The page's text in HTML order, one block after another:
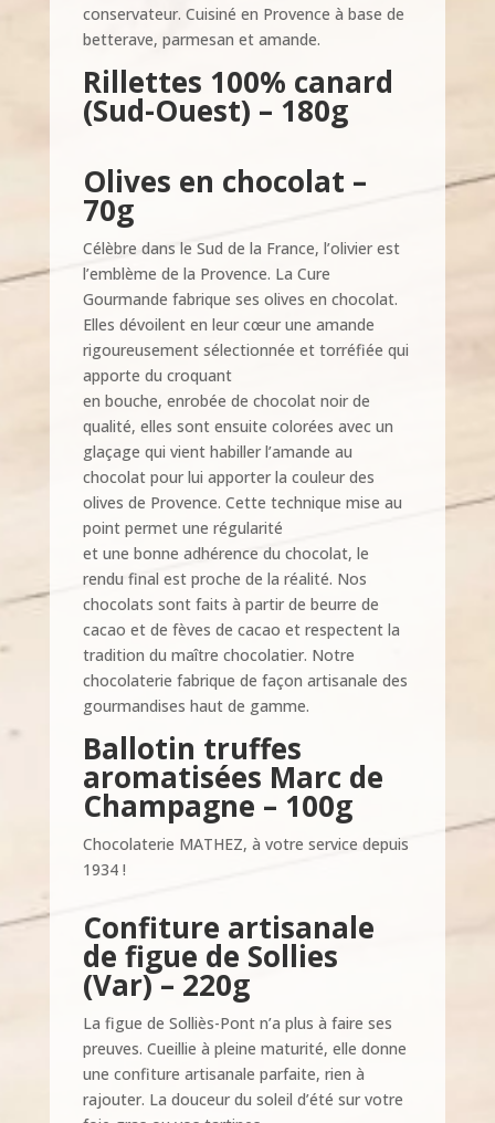
conservateur. Cuisiné en Provence à base de
betterave, parmesan et amande.
Rillettes 100% canard
(Sud-Ouest) – 180g
Olives en chocolat –
70g
Célèbre dans le Sud de la France, l’olivier est
l’emblème de la Provence. La Cure
Gourmande fabrique ses olives en chocolat.
Elles dévoilent en leur cœur une amande
rigoureusement sélectionnée et torréfiée qui
apporte du croquant
en bouche, enrobée de chocolat noir de
qualité, elles sont ensuite colorées avec un
glaçage qui vient habiller l’amande au
chocolat pour lui apporter la couleur des
olives de Provence. Cette technique mise au
point permet une régularité
et une bonne adhérence du chocolat, le
rendu final est proche de la réalité. Nos
chocolats sont faits à partir de beurre de
cacao et de fèves de cacao et respectent la
tradition du maître chocolatier. Notre
chocolaterie fabrique de façon artisanale des
gourmandises haut de gamme.
Ballotin truffes
aromatisées Marc de
Champagne – 100g
Chocolaterie MATHEZ, à votre service depuis
1934 !
Confiture artisanale
de figue de Sollies
(Var) – 220g
La figue de Solliès-Pont n’a plus à faire ses
preuves. Cueillie à pleine maturité, elle donne
une confiture artisanale parfaite, rien à
rajouter. La douceur du soleil d’été sur votre